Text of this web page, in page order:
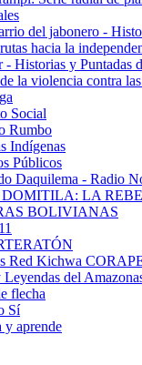
del jabonero -
hacia la
- Historias y Puntadas
la violencia contra
Social
Rumbo
Indígenas
Públicos
Daquilema - Radio
DOMITILA: LA
BOLIVIANAS
Red Kichwa
del
flecha
Sí
y aprende